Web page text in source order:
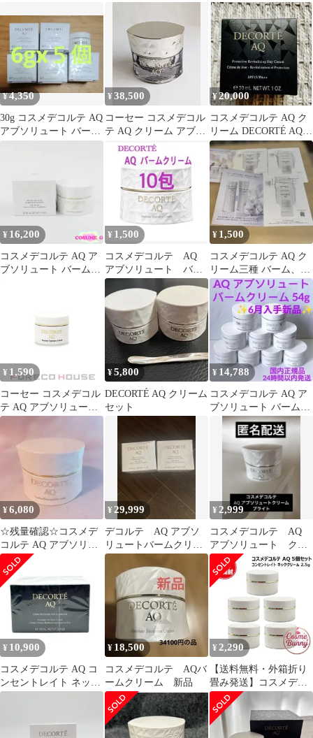
アブソリュートX
ュート バームクリーム
エラスティック
¥4,350
30g コスメデコルテ AQ
アブソリュート バーム
クリーム エラスティッ
¥38,500
コーセー コスメデコル
テ AQ クリーム アブソ
リュート Ｘ 45g
¥20,000
コスメデコルテ AQ ク
リーム DECORTÉ AQ
30mL 新品未使用品
¥ 16,200
コスメデコルテ AQ ア
ブソリュート バームク
¥ 1,500
コスメデコルテ AQ
アブソリュート バー
ムクリーム エラステ
ィック デコルテ
¥ 1,500
コスメデコルテ AQ ク
リーム三種 バーム、ブ
ライト、デイクリーム
¥ 1,590
コーセー コスメデコル
テ AQ アブソリュート
バームクリーム エラス
ア】 6g
¥5,800
DECORTÉ AQ クリーム
セット
¥ 14,788
コスメデコルテ AQ ア
ブソリュート バームク
リーム エラスティック
¥6,080
☆残量確認☆コスメデ
コルテ AQ アブソリュ
ートデイクリームアウ
ェイクニング
¥ 29,999
デコルテ AQ アブソ
リュートバームクリー
ム エラスティック
¥ 2,999
コスメデコルテ AQ
アブソリュート クリ
ーム ブライト 10g
¥ 10,900
コスメデコルテ AQ コ
ンセントレイト ネック
クリーム
¥ 18,500
コスメデコルテ AQバ
ームクリーム 新品
¥ 2,290
【送料無料・外箱折り
畳み発送】コスメデコ
ルテ AQ コンセントレ
イト ネッククリーム
2.5g×5個セット